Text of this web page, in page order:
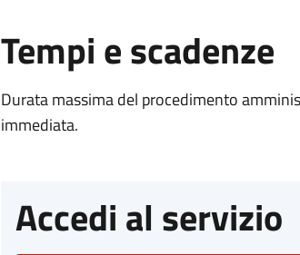
Tempi e scadenze
Durata massima del procedimento
immediata.
Accedi al servizio